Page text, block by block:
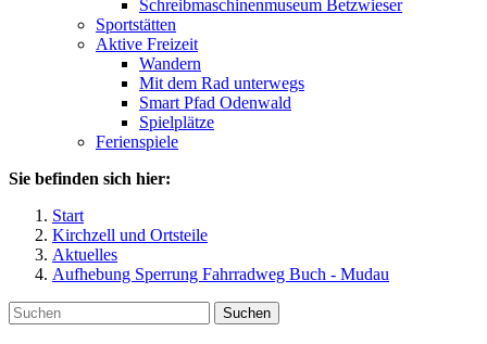
Schreibmaschinenmuseum Betzwieser
Sportstätten
Aktive Freizeit
Wandern
Mit dem Rad unterwegs
Smart Pfad Odenwald
Spielplätze
Ferienspiele
Sie befinden sich hier:
Start
Kirchzell und Ortsteile
Aktuelles
Aufhebung Sperrung Fahrradweg Buch - Mudau
Suchen